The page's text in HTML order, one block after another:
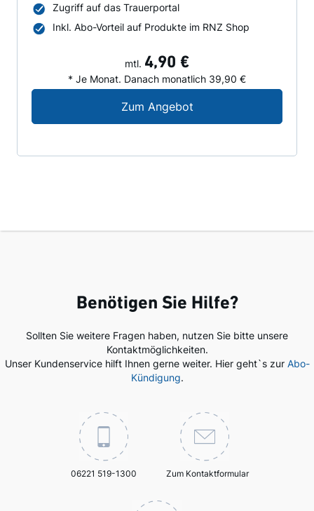
Zugriff auf das Trauerportal
Inkl. Abo-Vorteil auf Produkte im RNZ Shop
mtl. 4,90 €
* Je Monat. Danach monatlich 39,90 €
Zum AngebotDigital-Angebot für
Benötigen Sie Hilfe?
Sollten Sie weitere Fragen haben, nutzen Sie bitte unsere
Kontaktmöglichkeiten.
Unser Kundenservice hilft Ihnen gerne weiter. Hier geht`s zur Abo-
Kündigung.
06221 519-1300 Zum Kontaktformular